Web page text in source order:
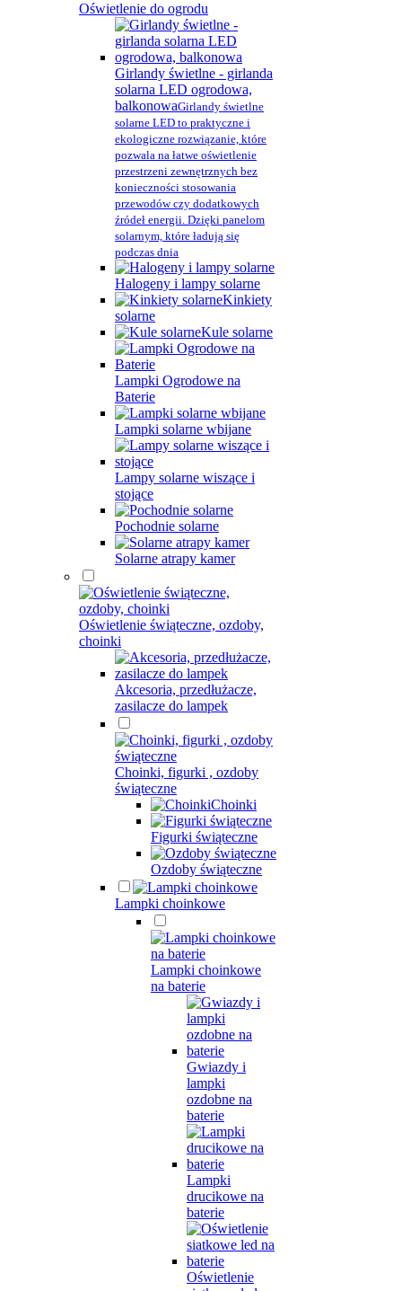
Oświetlenie do ogrodu
Girlandy świetlne - girlanda
solarna LED ogrodowa,
balkonowaGirlandy świetlne
solarne LED to praktyczne i
ekologiczne rozwiązanie, które
pozwala na łatwe oświetlenie
przestrzeni zewnętrznych bez
konieczności stosowania
przewodów czy dodatkowych
źródeł energii. Dzięki panelom
solarnym, które ładują się
podczas dnia
Halogeny i lampy solarne
Kinkiety
solarne
Kule solarne
Lampki Ogrodowe na
Baterie
Lampki solarne wbijane
Lampy solarne wiszące i
stojące
Pochodnie solarne
Solarne atrapy kamer
Oświetlenie świąteczne, ozdoby,
choinki
Akcesoria, przedłużacze,
zasilacze do lampek
Choinki, figurki , ozdoby
świąteczne
Choinki
Figurki świąteczne
Ozdoby świąteczne
Lampki choinkowe
Lampki choinkowe
na baterie
Gwiazdy i
lampki
ozdobne na
baterie
Lampki
drucikowe na
baterie
Oświetlenie